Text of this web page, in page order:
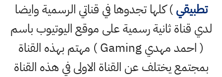
تطبيقي) كلها تجدوها في قناتي الرسمية وايضا
لدي قناة ثانية رسمية على موقع اليوتيوب باسم
( احمد مهدي Gaming ) مهتم بهذه القناة
بمجتمع يختلف عن القناة الاولى في هذه القناة